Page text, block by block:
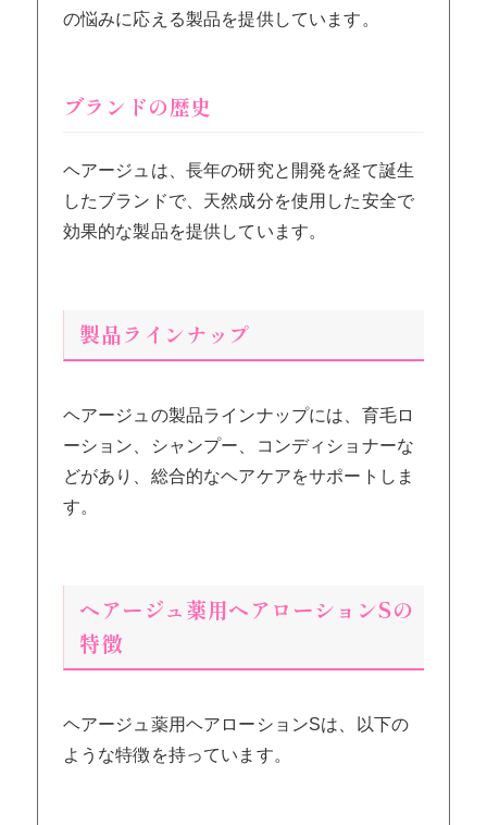
の悩みに応える製品を提供しています。
ブランドの歴史
ヘアージュは、長年の研究と開発を経て誕生
したブランドで、天然成分を使用した安全で
効果的な製品を提供しています。
製品ラインナップ
ヘアージュの製品ラインナップには、育毛ロ
ーション、シャンプー、コンディショナーな
どがあり、総合的なヘアケアをサポートしま
す。
ヘアージュ薬用ヘアローションSの
特徴
ヘアージュ薬用ヘアローションSは、以下の
ような特徴を持っています。